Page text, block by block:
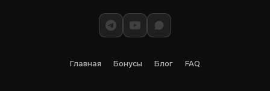
Главная Бонусы Блог FAQ